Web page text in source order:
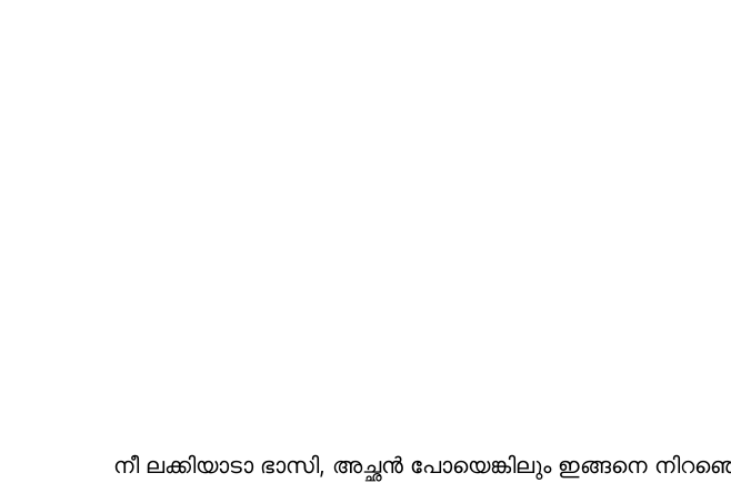
നീ ലക്കിയാടാ ഭാസി, അച്ഛൻ പോയെങ്കിലും ഇങ്ങനെ